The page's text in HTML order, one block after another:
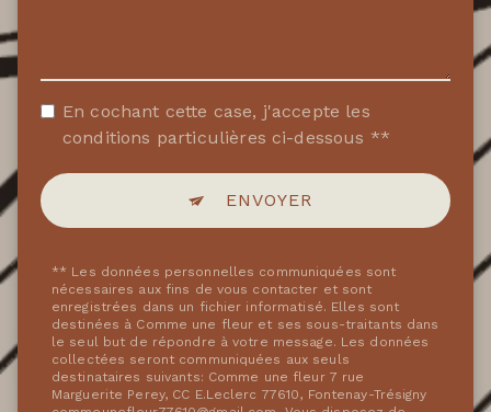
En cochant cette case, j'accepte les
conditions particulières ci-dessous **
ENVOYER
** Les données personnelles communiquées sont
nécessaires aux fins de vous contacter et sont
enregistrées dans un fichier informatisé. Elles sont
destinées à Comme une fleur et ses sous-traitants dans
le seul but de répondre à votre message. Les données
collectées seront communiquées aux seuls
destinataires suivants: Comme une fleur 7 rue
Marguerite Perey, CC E.Leclerc 77610, Fontenay-Trésigny